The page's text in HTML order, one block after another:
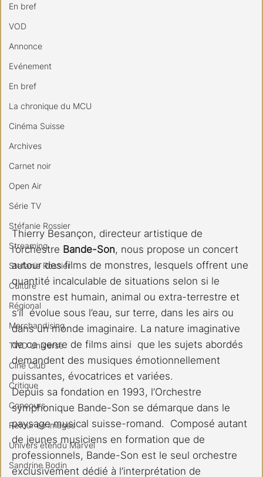
En bref
VOD
Annonce
Evénement
En bref
La chronique du MCU
Cinéma Suisse
Archives
Carnet noir
Open Air
Série TV
Stéfanie Rossier
Streaming
Stefanie Rossier
Culture
Régional
Merchandising
TWD Universe
Ciné Club
Critique
Concours
Retour en images
Univers étendu Marvel
Sandrine Bodin
Thierry Besançon, directeur artistique de
l’orchestre Bande-Son, nous propose un concert
autour des films de monstres, lesquels offrent une
quantité incalculable de situations selon si le
monstre est humain, animal ou extra-terrestre et
s’il  évolue sous l’eau, sur terre, dans les airs ou
dans un monde imaginaire. La nature imaginative
de ce genre de films ainsi  que les sujets abordés
demandent des musiques émotionnellement
puissantes, évocatrices et variées.
Depuis sa fondation en 1993, l’Orchestre
symphonique Bande-Son se démarque dans le
paysage musical suisse-romand.  Composé autant
de jeunes musiciens en formation que de
professionnels, Bande-Son est le seul orchestre
exclusivement dédié à l’interprétation de